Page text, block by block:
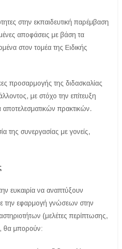
στην εκπαιδευτική παρέμβαση
αποφάσεις με βάση τα
στον τομέα της Ειδικής
προσαρμογής της διδασκαλίας
με στόχο την επίτευξη
αποτελεσματικών πρακτικών.
της συνεργασίας με γονείς,
ευκαιρία να αναπτύξουν
την εφαρμογή γνώσεων στην
(μελέτες περίπτωσης,
θα μπορούν: